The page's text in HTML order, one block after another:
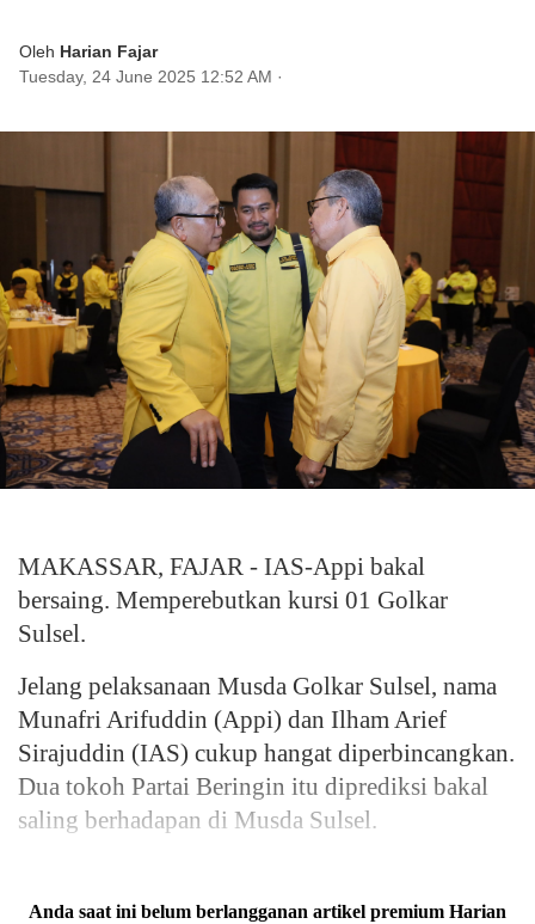
Oleh Harian Fajar
Tuesday, 24 June 2025 12:52 AM ·
MAKASSAR, FAJAR - IAS-Appi bakal
bersaing. Memperebutkan kursi 01 Golkar
Sulsel.
Jelang pelaksanaan Musda Golkar Sulsel, nama
Munafri Arifuddin (Appi) dan Ilham Arief
Sirajuddin (IAS) cukup hangat diperbincangkan.
Dua tokoh Partai Beringin itu diprediksi bakal
saling berhadapan di Musda Sulsel.
Anda saat ini belum berlangganan artikel premium Harian